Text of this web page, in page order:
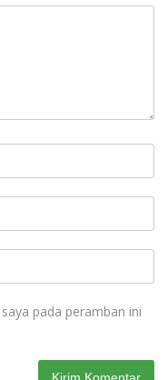
pada peramban ini